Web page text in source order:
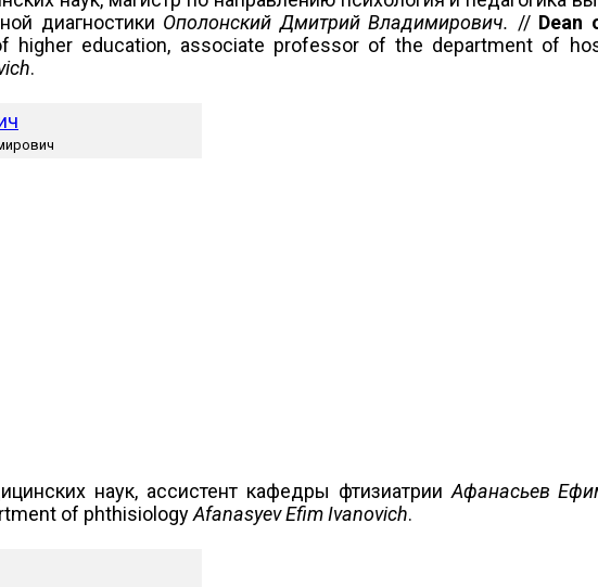
диагностики Ополонский Дмитрий Владимирович. // Dean
higher education, associate professor of the department of
.
наук, ассистент кафедры фтизиатрии Афанасьев
of phthisiologyAfanasyev Efim Ivanovich.